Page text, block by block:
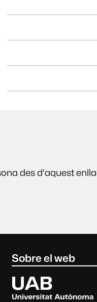
des d'aquest
Sobre el web
U
n